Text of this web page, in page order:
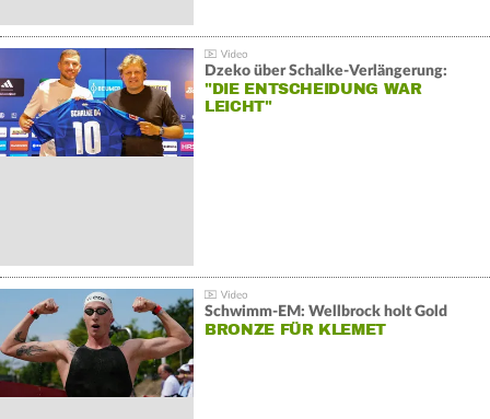
Dzeko über Schalke-Verlängerung:
"DIE ENTSCHEIDUNG WAR
LEICHT"
Schwimm-EM: Wellbrock holt Gold
BRONZE FÜR KLEMET